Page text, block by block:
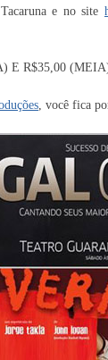
e no site
E R$35,00
, você fica